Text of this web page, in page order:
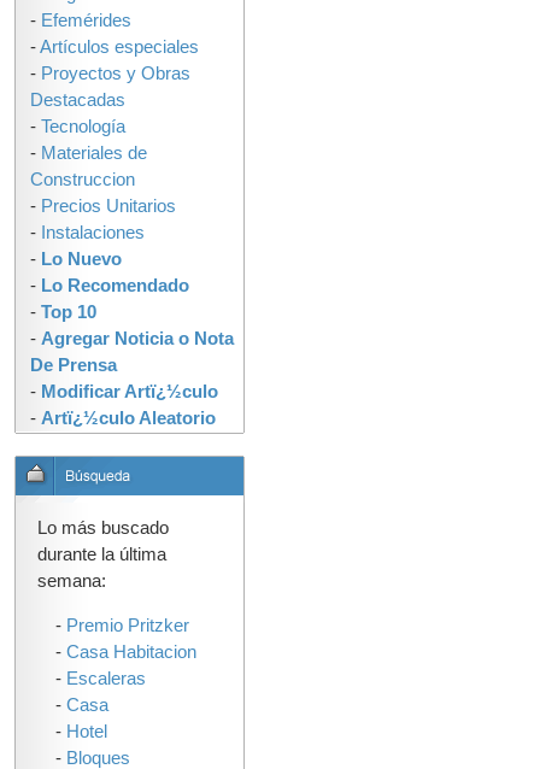
- Efemérides
-Artículos especiales
- Proyectos y Obras
Destacadas
- Tecnología
- Materiales de
Construccion
- Precios Unitarios
- Instalaciones
- Lo Nuevo
- Lo Recomendado
- Top 10
- Agregar Noticia o Nota
De Prensa
- Modificar Artï¿½culo
- Artï¿½culo Aleatorio
Lo más buscado
durante la última
semana:
- Premio Pritzker
- Casa Habitacion
- Escaleras
- Casa
- Hotel
- Bloques